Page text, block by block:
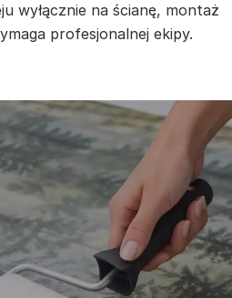
wyłącznie na ścianę, montaż
profesjonalnej ekipy.